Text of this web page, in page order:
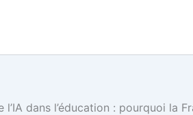
l’IA dans l’éducation : pourquoi la